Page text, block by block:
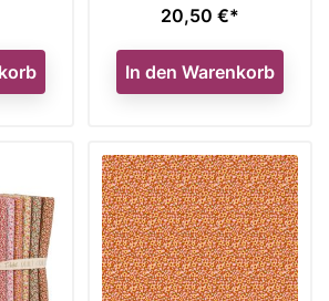
Preis
20,50 €*
In den Warenkorb